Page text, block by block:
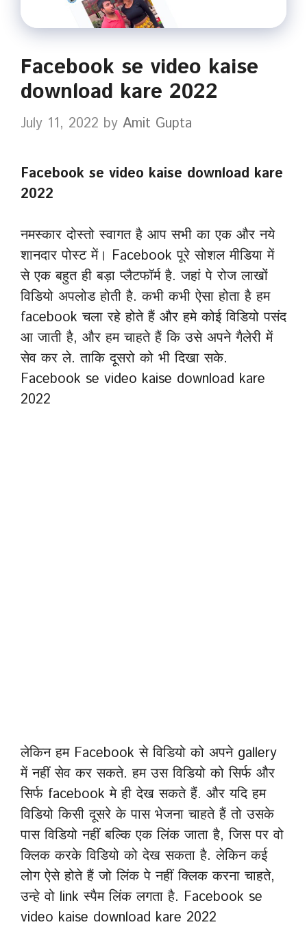
Facebook se video kaise
download kare 2022
July 11, 2022 by Amit Gupta
Facebook se video kaise download kare
2022
नमस्कार दोस्तो स्वागत है आप सभी का एक और नये
शानदार पोस्ट में। Facebook पूरे सोशल मीडिया में
से एक बहुत ही बड़ा प्लैटफॉर्म है. जहां पे रोज लाखों
विडियो अपलोड होती है. कभी कभी ऐसा होता है हम
facebook चला रहे होते हैं और हमे कोई विडियो पसंद
आ जाती है, और हम चाहते हैं कि उसे अपने गैलेरी में
सेव कर ले. ताकि दूसरो को भी दिखा सके.
Facebook se video kaise download kare
2022
लेकिन हम Facebook से विडियो को अपने gallery
में नहीं सेव कर सकते. हम उस विडियो को सिर्फ और
सिर्फ facebook मे ही देख सकते हैं. और यदि हम
विडियो किसी दूसरे के पास भेजना चाहते हैं तो उसके
पास विडियो नहीं बल्कि एक लिंक जाता है, जिस पर वो
क्लिक करके विडियो को देख सकता है. लेकिन कई
लोग ऐसे होते हैं जो लिंक पे नहीं क्लिक करना चाहते,
उन्हे वो link स्पैम लिंक लगता है. Facebook se
video kaise download kare 2022